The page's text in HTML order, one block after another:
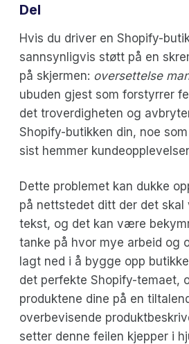
Hvis du driver en Shopify-
sannsynligvis støtt på en
på skjermen: oversettelse
ubuden gjest som forstyrrer
det troverdigheten og
Shopify-butikken din, noe
sist hemmer
Dette problemet kan dukke
på nettstedet ditt der det
tekst, og det kan være
tanke på hvor mye arbeid og
lagt ned i å bygge opp
det perfekte Shopify-temaet,
produktene dine på en
overbevisende
setter denne feilen kjepper i
Del